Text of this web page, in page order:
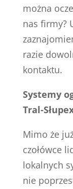
można
nas firmy?
razie
kontaktu.
Systemy
Tral-
Mimo że
czołówce
lokalnych
nie